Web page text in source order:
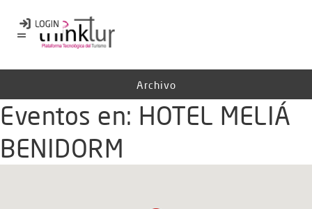
Archivo
Eventos en: HOTEL MELIÁ
BENIDORM